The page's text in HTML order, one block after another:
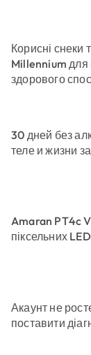
Корисні снеки
Millennium для
здорового
30 дней без
теле и жизни
Amaran PT4c
піксельних
Акаунт не
поставити